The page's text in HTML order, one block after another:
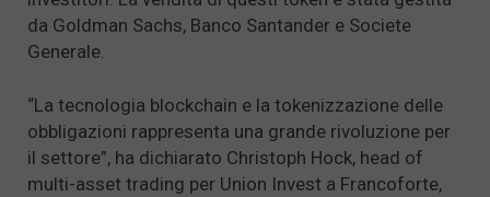
da Goldman Sachs, Banco Santander e Societe
Generale.
“La tecnologia blockchain e la tokenizzazione delle
obbligazioni rappresenta una grande rivoluzione per
il settore”, ha dichiarato Christoph Hock, head of
multi-asset trading per Union Invest a Francoforte,